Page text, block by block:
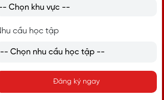
(n): Bài tập được giao
Đề cương môn học
(n): Bài kiểm tra, đánh giá
(adj): Học thuật
(n): Giáo sư
(n): Sinh viên chưa tốt nghiệp
(n): Học viên sau đại học
cầu học tập
Đăng ký ngay